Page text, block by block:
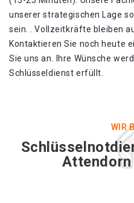
unserer strategischen Lage
sein. . Vollzeitkräfte bleiben
Kontaktieren Sie noch heute
Sie uns an. Ihre Wünsche
Schlüsseldienst erfüllt.
WIR